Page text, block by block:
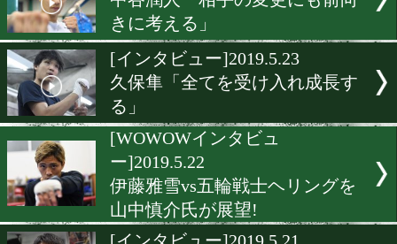
斎藤一貴「最強に出たい!」
[インタビュー]2019.5.24
中谷潤人「相手の変更にも
きに考える」
[インタビュー]2019.5.23
久保隼「全てを受け入れ成
る」